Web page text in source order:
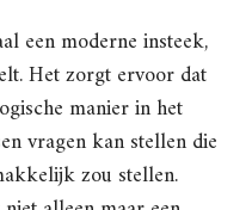
een moderne insteek,
Het zorgt ervoor dat
manier in het
vragen kan stellen die
zou stellen.